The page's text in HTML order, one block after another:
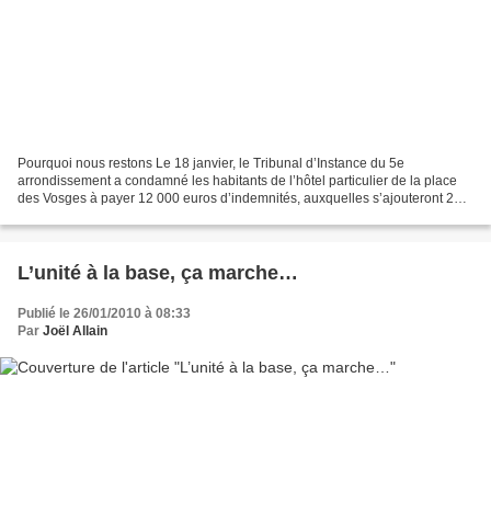
Pourquoi nous restons Le 18 janvier, le Tribunal d’Instance du 5e
arrondissement a condamné les habitants de l’hôtel particulier de la place
des Vosges à payer 12 000 euros d’indemnités, auxquelles s’ajouteront 25
L’unité à la base, ça marche…
Publié le 26/01/2010 à 08:33
Par Joël Allain